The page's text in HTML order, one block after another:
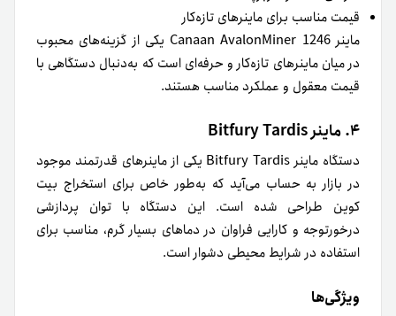
قیمت مناسب برای ماینرهای تازه‌کار
ماینر Canaan AvalonMiner 1246 یکی از گزینه‌های محبوب
در میان ماینرهای تازه‌کار و حرفه‌ای است که به‌دنبال دستگاهی با
قیمت معقول و عملکرد مناسب هستند.
۴. ماینر Bitfury Tardis
دستگاه ماینر Bitfury Tardis یکی از ماینرهای قدرتمند موجود
در بازار به حساب می‌آید که به‌طور خاص برای استخراج بیت
کوین طراحی شده است. این دستگاه با توان پردازشی
درخورتوجه و کارایی فراوان در دماهای بسیار گرم، مناسب برای
استفاده در شرایط محیطی دشوار است.
ویژگی‌ها